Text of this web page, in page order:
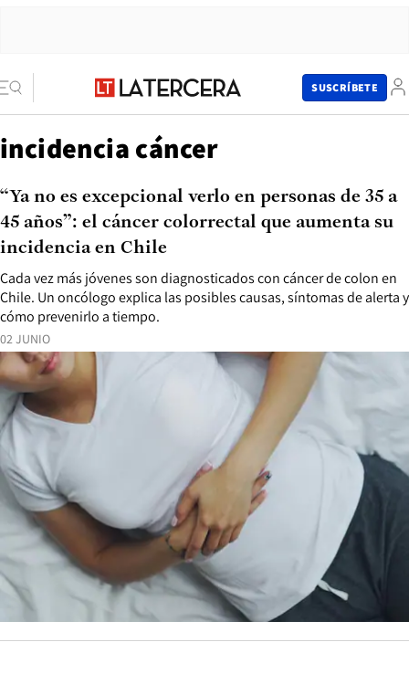
SUSCRÍBETE
incidencia cáncer
02 JUNIO
Cada vez más jóvenes son diagnosticados con cáncer de colon en
Chile. Un oncólogo explica las posibles causas, síntomas de alerta y
cómo prevenirlo a tiempo.
“Ya no es excepcional verlo en personas de 35 a
45 años”: el cáncer colorrectal que aumenta su
incidencia en Chile